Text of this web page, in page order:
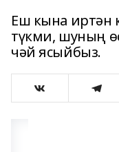
Еш кына иртән
түкми, шуның
чәй ясыйбыз.